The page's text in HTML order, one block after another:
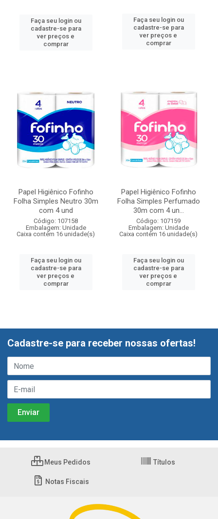
Faça seu login ou
cadastre-se para
ver preços e
comprar
Faça seu login ou
cadastre-se para
ver preços e
comprar
Papel Higiênico Fofinho
Folha Simples Neutro 30m
com 4 und
Código: 107158
Embalagem: Unidade
Caixa contém 16 unidade(s)
Faça seu login ou
cadastre-se para
ver preços e
comprar
Papel Higiênico Fofinho
Folha Simples Perfumado
30m com 4 un...
Código: 107159
Embalagem: Unidade
Caixa contém 16 unidade(s)
Faça seu login ou
cadastre-se para
ver preços e
comprar
Cadastre-se para receber nossas ofertas!
Meus Pedidos Títulos
Notas Fiscais